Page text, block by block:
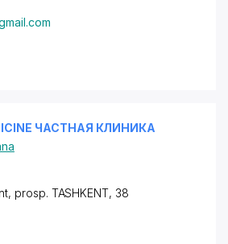
ЧАСТНАЯ КЛИНИКА
prosp. TASHKENT, 38